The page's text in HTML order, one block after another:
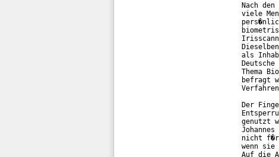
Nach
viele
als
Thema
befragt
Der
genutzt
nicht f�r
wenn sie
Auf die